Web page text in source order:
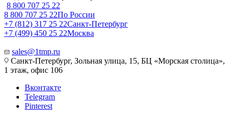
8 800 707 25 22
8 800 707 25 22По России
+7 (812) 317 25 22Санкт-Петербург
+7 (499) 450 25 22Москва
sales@1tmp.ru
Санкт-Петербург, Зольная улица, 15, БЦ «Морская столица»,
1 этаж, офис 106
Вконтакте
Telegram
Pinterest